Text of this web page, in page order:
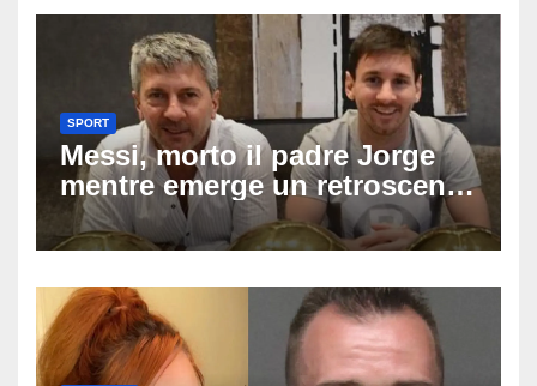
SPORT
Messi, morto il padre Jorge
mentre emerge un retroscena
choc: le minacce di morte al
fuoriclasse durante i Mondiali